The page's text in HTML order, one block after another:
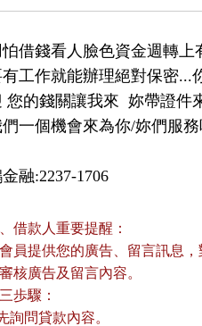
借錢看人臉色資金週轉
有工作就能辦理絕對保密...
您的錢關讓我來  妳帶證件
一個機會來為你/妳們服
融:2237-1706
借款人重要提醒：
員提供您的廣告、留言訊息
核廣告及留言內容。
歩驟：
詢問貸款內容。